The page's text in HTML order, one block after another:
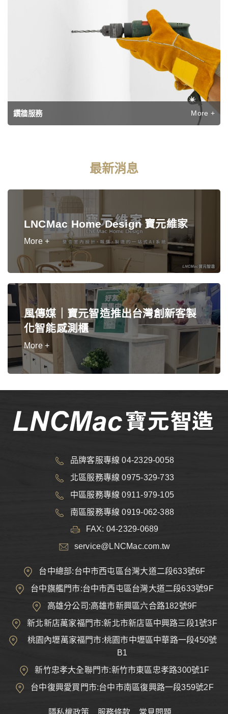
鑽牆服務 More +
最新消息
LNCMac Home Design 寶元維家
More +
風傳媒｜寶元智造推出台灣創新客製
化智能感測櫃
More +
品牌客服專線 04-2329-0058
北區服務專線 0975-329-733
中區服務專線 0911-979-105
南區服務專線 0919-062-388
FAX: 04-2329-0689
service@LNCMac.com.tw
台中總部:台中市西屯區台灣大道二段633號6F
台中旗艦門市:台中市西屯區台灣大道二段633號9F
高雄分公司:高雄市新興區六合路182號9F
新北新店萬家福門市:新北市新店區中興路三段1號3F
桃園內壢萬家福門市:桃園市中壢區中華路一段450號
B1
新竹忠孝大全聯門市:新竹市東區忠孝路300號1F
台中復興愛買門市:台中市南區復興路一段359號2F
隱私權政策 服務條款 常見問題